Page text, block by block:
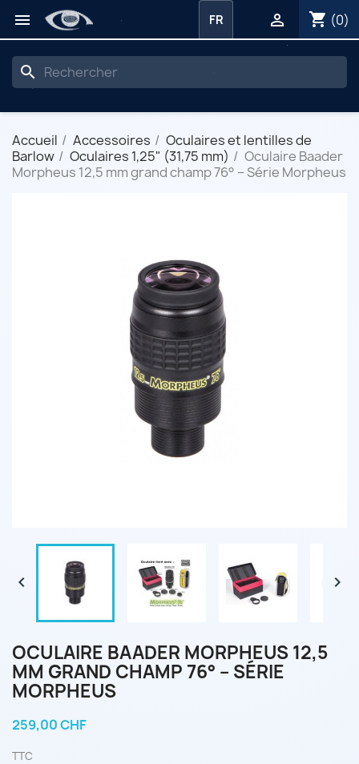
 shopping_cart (0)

FR
search
Accueil Accessoires
Oculaires et lentilles de
Barlow
Oculaires 1,25" (31,75 mm)
Oculaire Baader
Morpheus 12,5 mm grand champ 76° – Série Morpheus
 
OCULAIRE BAADER MORPHEUS 12,5
MM GRAND CHAMP 76° – SÉRIE
MORPHEUS
259,00 CHF
TTC